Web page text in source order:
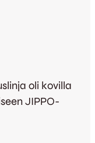
oli kovilla
JIPPO-